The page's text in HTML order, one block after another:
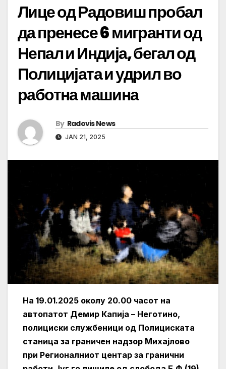
Лице од Радовиш пробал
да пренесе 6 мигранти од
Непал и Индија, бегал од
Полицијата и удрил во
работна машина
By Radovis News
JAN 21, 2025
На 19.01.2025 околу 20.00 часот на
автопатот Демир Капија – Неготино,
полициски службеници од Полициската
станица за граничен надзор Михајлово
при Регионалниот центар за гранични